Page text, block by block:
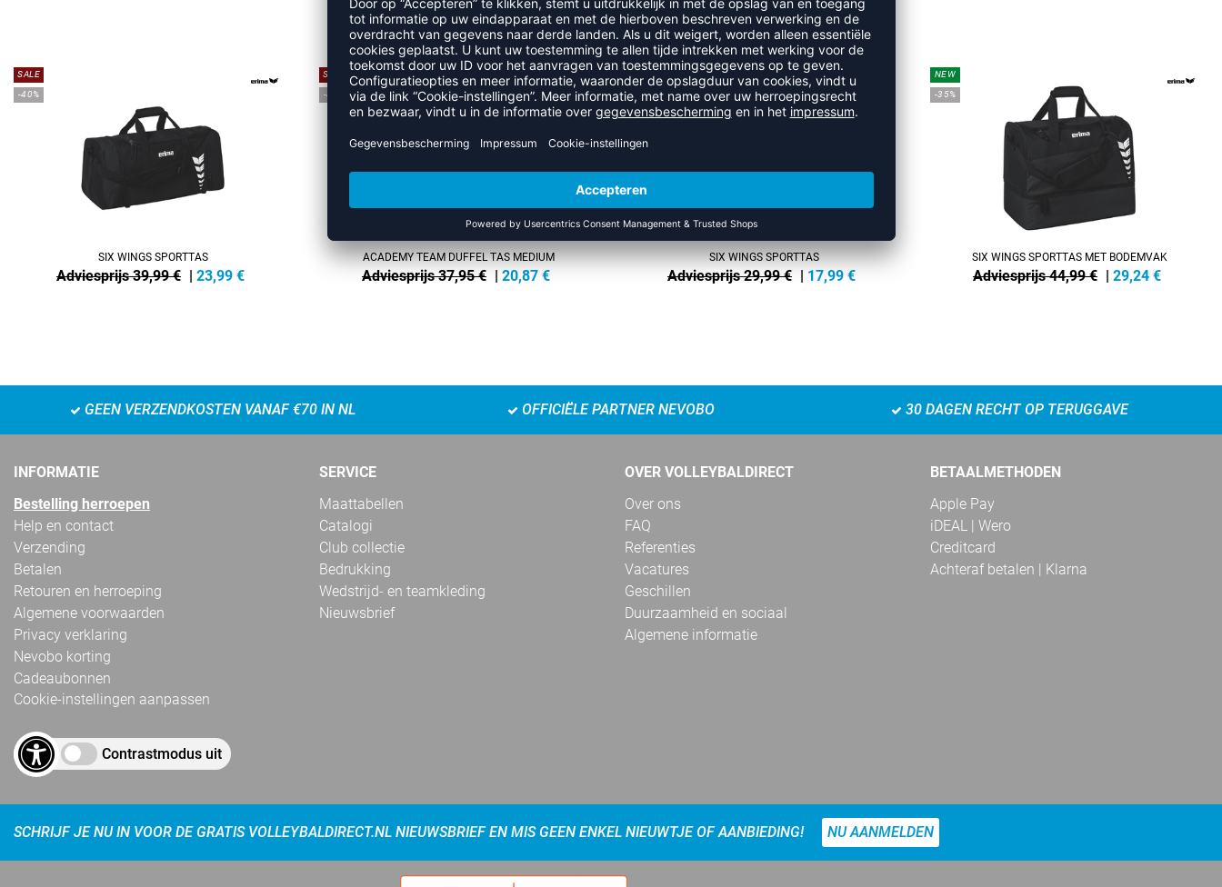
MEER UIT DE CATEGORIE SPORTTASSEN
SALE
-40%
SIX WINGS SPORTTAS
Adviesprijs 39,99 € | 23,99 €
SALE
-45%
ACADEMY TEAM DUFFEL TAS MEDIUM
Adviesprijs 37,95 € | 20,87 €
-40%
SIX WINGS SPORTTAS
Adviesprijs 29,99 € | 17,99 €
NEW
-35%
SIX WINGS SPORTTAS MET BODEMVAK
Adviesprijs 44,99 € | 29,24 €
GEEN VERZENDKOSTEN VANAF €70 IN NL OFFICIËLE PARTNER NEVOBO 30 DAGEN RECHT OP TERUGGAVE
INFORMATIE
Bestelling herroepen
Help en contact
Verzending
Betalen
Retouren en herroeping
Algemene voorwaarden
Privacy verklaring
Nevobo korting
Cadeaubonnen
Cookie-instellingen aanpassen
Contrastmodus uit
SERVICE
Maattabellen
Catalogi
Club collectie
Bedrukking
Wedstrijd- en teamkleding
Nieuwsbrief
OVER VOLLEYBALDIRECT
Over ons
FAQ
Referenties
Vacatures
Geschillen
Duurzaamheid en sociaal
Algemene informatie
BETAALMETHODEN
Apple Pay
iDEAL | Wero
Creditcard
Achteraf betalen | Klarna
SCHRIJF JE NU IN VOOR DE GRATIS VOLLEYBALDIRECT.NL NIEUWSBRIEF EN MIS GEEN ENKEL NIEUWTJE OF AANBIEDING! NU AANMELDEN